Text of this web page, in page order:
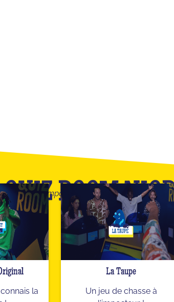
ROOM
vous accompagneront pour trouver le quiz
la
La Taupe
Un jeu de chasse à